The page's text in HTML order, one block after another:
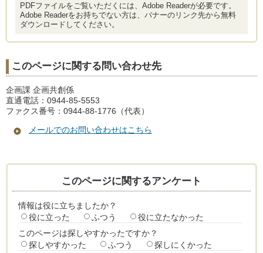
PDFファイルをご覧いただくには、Adobe Readerが必要です。
Adobe Readerをお持ちでない方は、バナーのリンク先から無料
ダウンロードしてください。
このページに関する問い合わせ先
企画課 企画共創係
直通電話：0944-85-5553
ファクス番号：0944-88-1776（代表）
メールでのお問い合わせはこちら
このページに関するアンケート
情報は役に立ちましたか？
役に立った
ふつう
役に立たなかった
このページは探しやすかったですか？
探しやすかった
ふつう
探しにくかった